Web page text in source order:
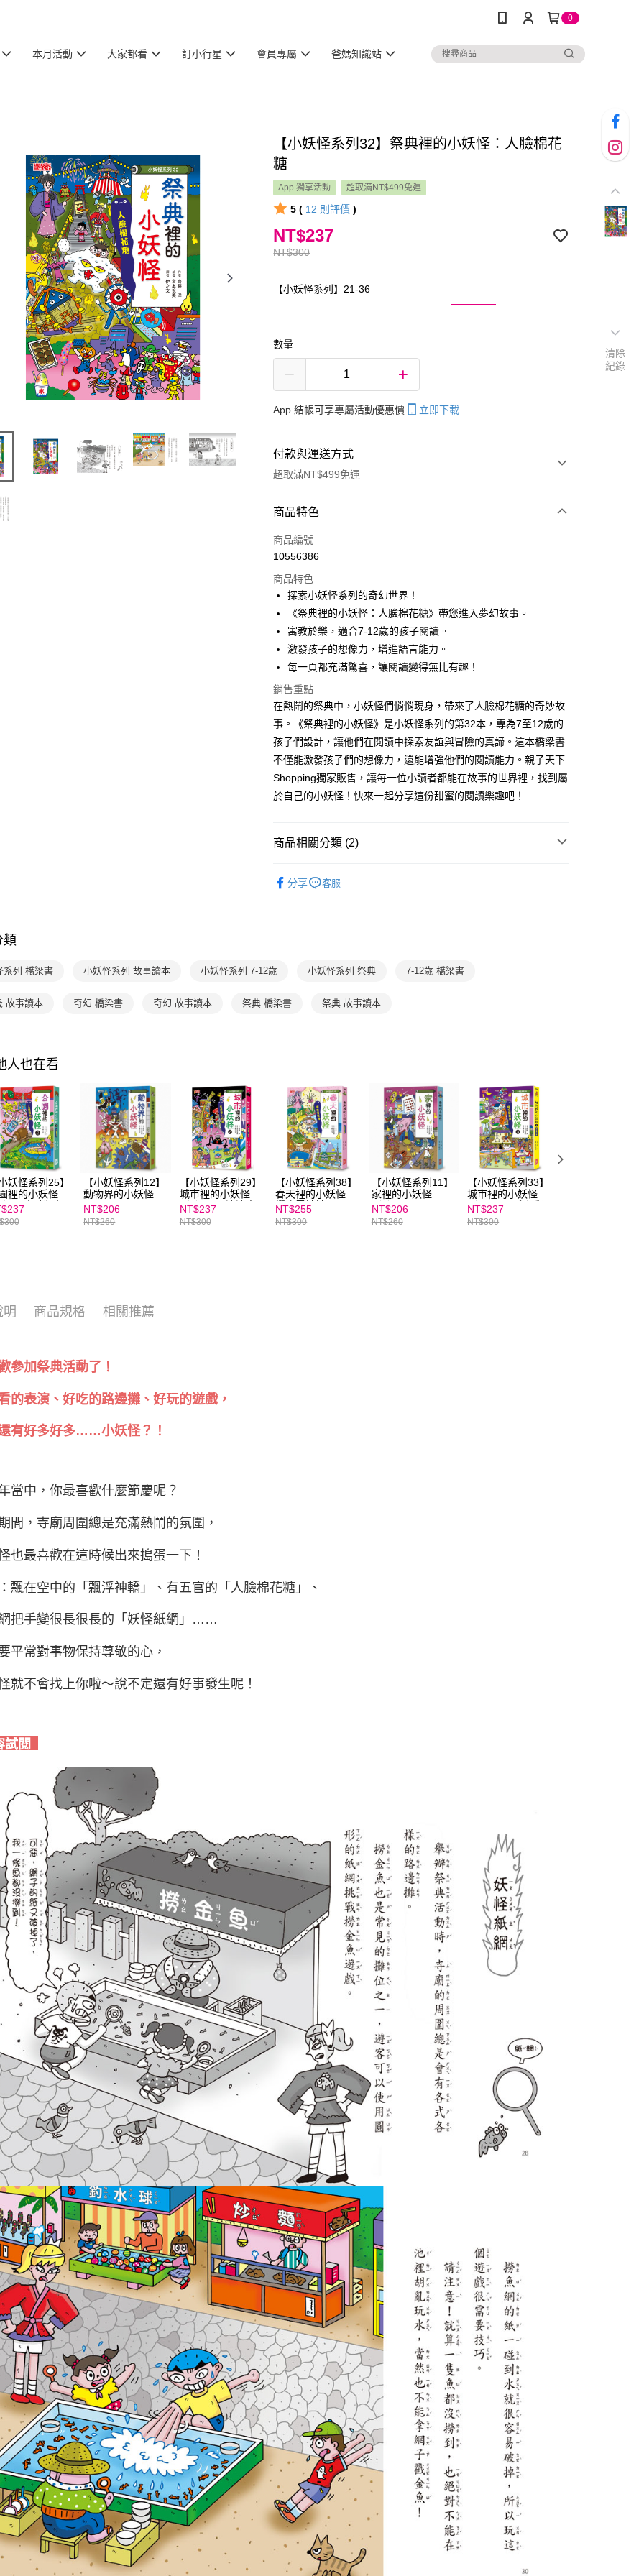
0
本月活動 大家都看 訂小行星 會員專屬 爸媽知識站
【小妖怪系列32】祭典裡的小妖怪：人臉棉花
糖
App 獨享活動 超取滿NT$499免運
5 ( 12 則評價 )
NT$300
NT$237
【小妖怪系列】21-36
數量
App 結帳可享專屬活動優惠價 立即下載
付款與運送方式
超取滿NT$499免運
付款方式
信用卡一次付款
Apple Pay
大哥付你分期
相關說明
【大哥付你分期使用說明】
1.本服務由台灣大哥大提供，台灣大哥大用戶可立即使用無須另外申請。
2.付款方式選擇「大哥付你分期」，訂單成立後會自動跳轉到大哥付的交易
流程，驗證手機門號後，選擇欲分期的期數、繳款截止日，確認付款後即
完成交易。
3.實際核准額度、可分期數及費用金額請依後續交易確認頁面所載為準。
4.訂單成立30分鐘內，如未前往確認交易或遇審核未通過，訂單將自動取
消。如遇「轉專審核」未通過狀況，表示未達大哥付你分期系統評分，恕
【繳款方式說明】
1.分期款項不併入電信帳單，「大哥付你分期」於每月結算日後寄送繳費提
醒簡訊。
2.透過簡訊連結打開帳單後，可選擇「超商條碼／台灣大直營門市／銀行轉
【注意事項】
款買賣價金債權讓與本公司後，依約使用本公司帳單繳交帳款。
【關於「AFTEE先享後付」】
AFTEE先享後付是「在收到商品之後才付款」的支付方式。 讓您購物簡單
１．簡單：不需註冊會員、不需綁卡、不需儲值。
２．便利：只要手機號碼，簡訊認證，即可結帳。
３．安心：先確認商品／服務後，再付款。
【「AFTEE先享後付」結帳流程】
１．於結帳方式選擇「AFTEE先享後付」後，將跳轉至「AFTEE先享後
／ATM／網路銀行／等多元方式進行付款，方視為交易完成。
先享後付繳納相關費用。
交易，需依本服務之必要範圍內提供個人資料，並將交易相關給付款項請
２．關於個人資料處理事宜，請瀏覽以下網址：
結果請求用戶進行身份認證。
５．嚴禁一人註冊多個帳號或使用他人資訊註冊。若發現惡意使用之情
形，恩沛科技股份有限公司將有權停止該用戶之使用額度並採取法律行
動。
ATM付款
運送方式
付款後全家取貨｜8/8-8/14運費優惠，結帳滿499即享免運。
每筆NT$70，滿NT$499(含以上)免運費
每筆NT$70，滿NT$800(含以上)免運費
每筆NT$70，滿NT$800(含以上)免運費
商品特色
商品編號
10556386
商品特色
探索小妖怪系列的奇幻世界！
《祭典裡的小妖怪：人臉棉花糖》帶您進入夢幻故事。
寓教於樂，適合7-12歲的孩子閱讀。
激發孩子的想像力，增進語言能力。
每一頁都充滿驚喜，讓閱讀變得無比有趣！
銷售重點
在熱鬧的祭典中，小妖怪們悄悄現身，帶來了人臉棉花糖的奇妙故
事。《祭典裡的小妖怪》是小妖怪系列的第32本，專為7至12歲的
孩子們設計，讓他們在閱讀中探索友誼與冒險的真諦。這本橋梁書
不僅能激發孩子們的想像力，還能增強他們的閱讀能力。親子天下
Shopping獨家販售，讓每一位小讀者都能在故事的世界裡，找到屬
於自己的小妖怪！快來一起分享這份甜蜜的閱讀樂趣吧！
商品相關分類 (2)
分享 客服
類
系列 橋梁書 小妖怪系列 故事讀本 小妖怪系列 7-12歲 小妖怪系列 祭典 7-12歲 橋梁書
故事讀本 奇幻 橋梁書 奇幻 故事讀本 祭典 橋梁書 祭典 故事讀本
人也在看
妖怪系列25】
裡的小妖怪
）：人臉獨角
【小妖怪系列12】
動物界的小妖怪
NT$206
NT$260
【小妖怪系列29】
城市裡的小妖怪
（2）：黑漆漆人
孔蓋
NT$237
NT$300
【小妖怪系列38】
春天裡的小妖怪：
櫻吹雪姊姊
NT$255
NT$300
【小妖怪系列11】
家裡的小妖怪
（1）
NT$206
NT$260
【小妖怪系列33】
城市裡的小妖怪
（3）：飛毛腿郵
筒
NT$237
NT$300
明 商品規格 相關推薦
參加祭典活動了！
的表演、好吃的路邊攤、好玩的遊戲，
有好多好多……小妖怪？！
當中，你最喜歡什麼節慶呢？
間，寺廟周圍總是充滿熱鬧的氛圍，
也最喜歡在這時候出來搗蛋一下！
飄在空中的「飄浮神轎」、有五官的「人臉棉花糖」、
把手變很長很長的「妖怪紙網」……
平常對事物保持尊敬的心，
就不會找上你啦～說不定還有好事發生呢！
試閱
清除
紀錄